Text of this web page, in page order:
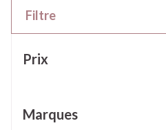
Filtre
Prix
Marques